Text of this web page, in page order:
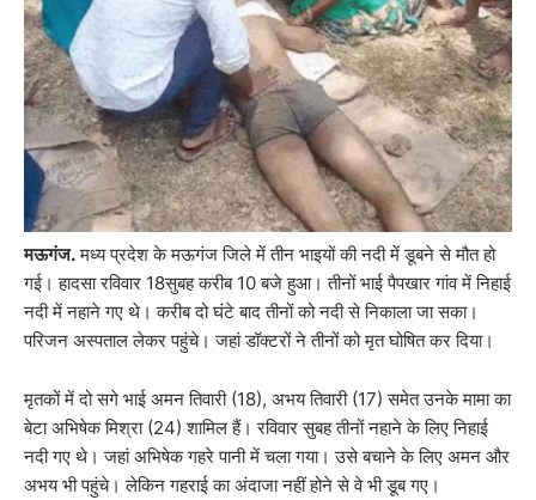
मऊगंज.मध्य प्रदेश के मऊगंज जिले में तीन भाइयों की नदी में डूबने से मौत हो
गई। हादसा रविवार 18सुबह करीब 10 बजे हुआ। तीनों भाई पैपखार गांव में निहाई
नदी में नहाने गए थे। करीब दो घंटे बाद तीनों को नदी से निकाला जा सका।
परिजन अस्पताल लेकर पहुंचे। जहां डॉक्टरों ने तीनों को मृत घोषित कर दिया।
मृतकों में दो सगे भाई अमन तिवारी (18), अभय तिवारी (17) समेत उनके मामा का
बेटा अभिषेक मिश्रा (24) शामिल हैं। रविवार सुबह तीनों नहाने के लिए निहाई
नदी गए थे। जहां अभिषेक गहरे पानी में चला गया। उसे बचाने के लिए अमन और
अभय भी पहुंचे। लेकिन गहराई का अंदाजा नहीं होने से वे भी डूब गए।